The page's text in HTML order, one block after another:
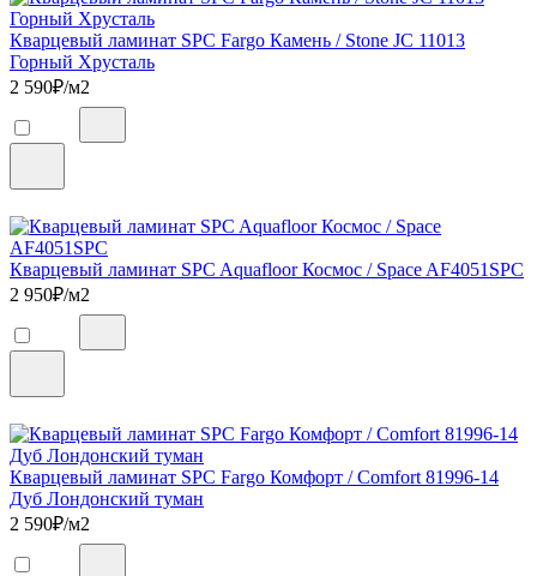
Кварцевый ламинат SPC Fargo Камень / Stone JC 11013
Горный Хрусталь
2 590₽/м2
Кварцевый ламинат SPC Aquafloor Космос / Space AF4051SPC
2 950₽/м2
Кварцевый ламинат SPC Fargo Комфорт / Comfort 81996-14
Дуб Лондонский туман
2 590₽/м2